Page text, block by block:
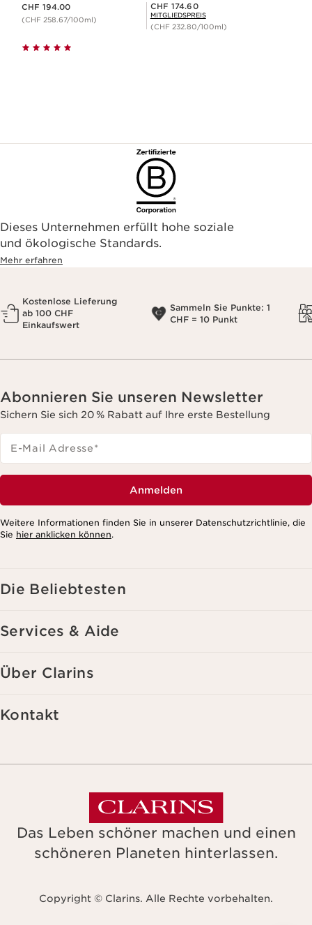
CHF 194.00
(CHF 258.67/100ml)
Mitgliederpreis CHF 174.60
CHF 174.60
MITGLIEDSPREIS
(CHF 232.80/100ml)
Dieses Unternehmen erfüllt hohe soziale
und ökologische Standards.
Mehr erfahren
Kostenlose Lieferung
ab 100 CHF
Einkaufswert
Sammeln Sie Punkte: 1
CHF = 10 Punkt
Abonnieren Sie unseren Newsletter
Sichern Sie sich 20 % Rabatt auf Ihre erste Bestellung
E-Mail Adresse*
Anmelden
Weitere Informationen finden Sie in unserer Datenschutzrichtlinie, die
Sie hier anklicken können.
Die Beliebtesten
Services & Aide
Über Clarins
Kontakt
Das Leben schöner machen und einen
schöneren Planeten hinterlassen.
Copyright © Clarins. Alle Rechte vorbehalten.